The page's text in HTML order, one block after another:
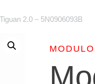
2.0 – 5N0906093B